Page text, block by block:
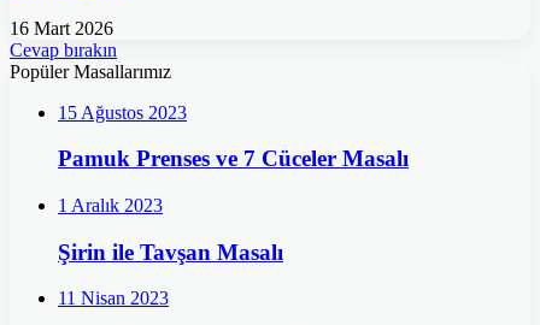
16 Mart 2026
Cevap bırakın
Popüler Masallarımız
15 Ağustos 2023
Pamuk Prenses ve 7 Cüceler Masalı
1 Aralık 2023
Şirin ile Tavşan Masalı
11 Nisan 2023